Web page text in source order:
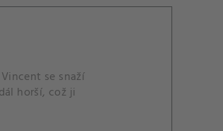
se snaží
horší, což ji